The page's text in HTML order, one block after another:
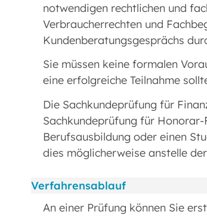
notwendigen rechtlichen und
Verbraucherrechten und
Kundenberatungsgesprächs
Sie müssen keine formalen
eine erfolgreiche Teilnahme
Die Sachkundeprüfung für
Sachkundeprüfung für Honorar-
Berufsausbildung oder einen
dies möglicherweise anstelle
Verfahrensablauf
An einer Prüfung können Sie